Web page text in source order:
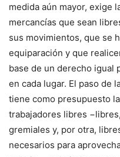
medida aún mayor, exige
mercancías que sean
sus movimientos, que se
equiparación y que
base de un derecho igual
en cada lugar. El paso de
tiene como presupuesto
trabajadores libres
gremiales y, por otra,
necesarios para